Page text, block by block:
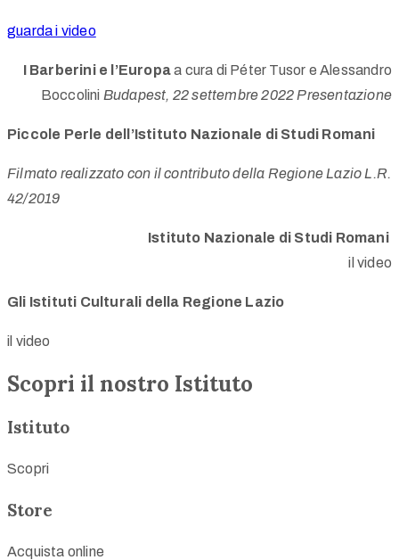
guarda i video
I Barberini e l’Europaa cura di Péter Tusor e Alessandro
Boccolini Budapest, 22 settembre 2022 Presentazione
Piccole Perle dell’Istituto Nazionale di Studi Romani
Filmato realizzato con il contributo della Regione Lazio L.R.
42/2019
Istituto Nazionale di Studi Romani
il video
Gli Istituti Culturali della Regione Lazio
il video
Scopri il nostro Istituto
Istituto
Scopri
Store
Acquista online